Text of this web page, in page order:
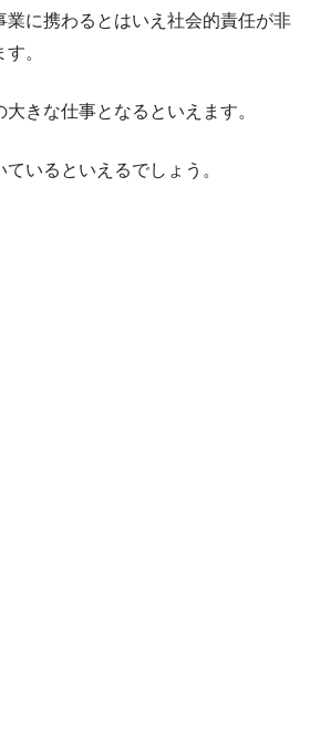
業に携わるとはいえ社会的責任が非
。
きな仕事となるといえます。
いるといえるでしょう。